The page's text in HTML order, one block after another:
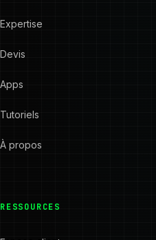
Expertise
Devis
Apps
Tutoriels
À propos
RESSOURCES